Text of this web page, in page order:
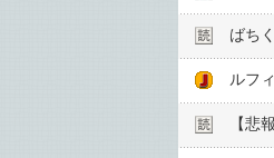
ばち
ルフ
【悲